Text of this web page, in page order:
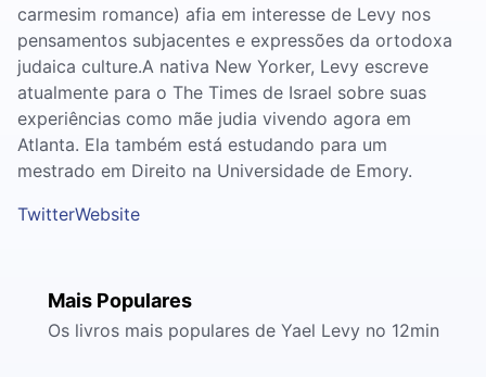
carmesim romance) afia em interesse de Levy nos
pensamentos subjacentes e expressões da ortodoxa
judaica culture.A nativa New Yorker, Levy escreve
atualmente para o The Times de Israel sobre suas
experiências como mãe judia vivendo agora em
Atlanta. Ela também está estudando para um
mestrado em Direito na Universidade de Emory.
TwitterWebsite
Mais Populares
Os livros mais populares de Yael Levy no 12min